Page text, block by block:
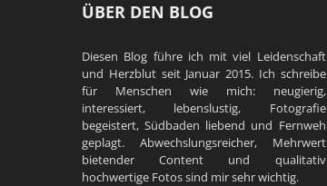
ÜBER DEN BLOG
Diesen Blog führe ich mit viel Leidenschaft
und Herzblut seit Januar 2015. Ich schreibe
für Menschen wie mich: neugierig,
interessiert, lebenslustig, Fotografie
begeistert, Südbaden liebend und Fernweh
geplagt. Abwechslungsreicher, Mehrwert
bietender Content und qualitativ
hochwertige Fotos sind mir sehr wichtig.